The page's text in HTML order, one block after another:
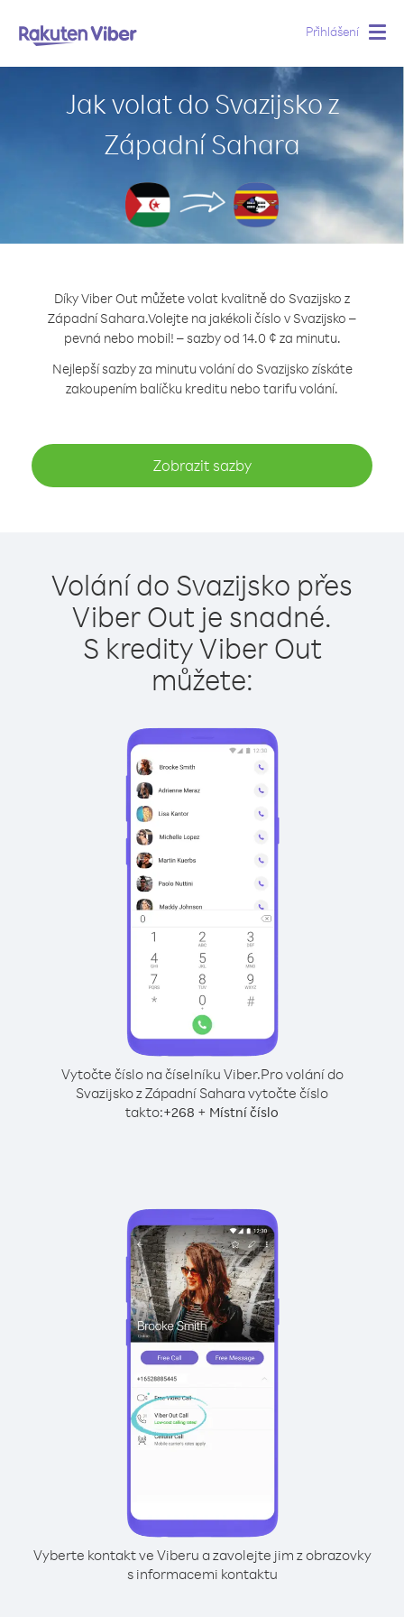
Přihlášení
Jak volat do Svazijsko z
Západní Sahara
Díky Viber Out můžete volat kvalitně do Svazijsko z
Západní Sahara.Volejte na jakékoli číslo v Svazijsko –
pevná nebo mobil! – sazby od 14.0 ¢ za minutu.
Nejlepší sazby za minutu volání do Svazijsko získáte
zakoupením balíčku kreditu nebo tarifu volání.
Zobrazit sazby
Volání do Svazijsko přes
Viber Out je snadné.
S kredity Viber Out
můžete:
Vytočte číslo na číselníku Viber.Pro volání do
Svazijsko z Západní Sahara vytočte číslo
takto:+268 + Místní číslo
Vyberte kontakt ve Viberu a zavolejte jim z obrazovky
s informacemi kontaktu